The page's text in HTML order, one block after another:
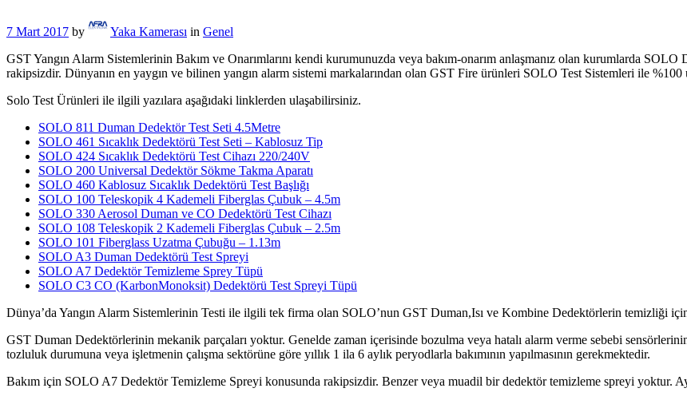
7 Mart 2017 by Yaka Kamerası in Genel
GST Yangın Alarm Sistemlerinin Bakım ve Onarımlarını kendi kurumunuzda veya bakım-onarım anlaşmanız olan kurumlarda
rakipsizdir. Dünyanın en yaygın ve bilinen yangın alarm sistemi markalarından olan GST Fire ürünleri SOLO Test Sistemleri ile %100
Solo Test Ürünleri ile ilgili yazılara aşağıdaki linklerden ulaşabilirsiniz.
SOLO 811 Duman Dedektör Test Seti 4.5Metre
SOLO 461 Sıcaklık Dedektörü Test Seti – Kablosuz Tip
SOLO 424 Sıcaklık Dedektörü Test Cihazı 220/240V
SOLO 200 Universal Dedektör Sökme Takma Aparatı
SOLO 460 Kablosuz Sıcaklık Dedektörü Test Başlığı
SOLO 100 Teleskopik 4 Kademeli Fiberglas Çubuk – 4.5m
SOLO 330 Aerosol Duman ve CO Dedektörü Test Cihazı
SOLO 108 Teleskopik 2 Kademeli Fiberglas Çubuk – 2.5m
SOLO 101 Fiberglass Uzatma Çubuğu – 1.13m
SOLO A3 Duman Dedektörü Test Spreyi
SOLO A7 Dedektör Temizleme Sprey Tüpü
SOLO C3 CO (KarbonMonoksit) Dedektörü Test Spreyi Tüpü
Dünya’da Yangın Alarm Sistemlerinin Testi ile ilgili tek firma olan SOLO’nun GST Duman,Isı ve Kombine Dedektörlerin temizliği
GST Duman Dedektörlerinin mekanik parçaları yoktur. Genelde zaman içerisinde bozulma veya hatalı alarm verme sebebi
tozluluk durumuna veya işletmenin çalışma sektörüne göre yıllık 1 ila 6 aylık peryodlarla bakımının yapılmasının gerekmektedir.
Bakım için SOLO A7 Dedektör Temizleme Spreyi konusunda rakipsizdir. Benzer veya muadil bir dedektör temizleme spreyi yoktur.